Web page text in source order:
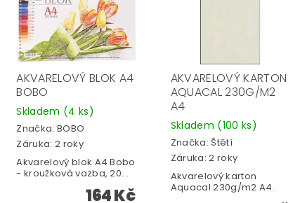
AKVARELOVÝ BLOK A4
BOBO
Skladem (4 ks)
Značka: BOBO
Záruka: 2 roky
Akvarelový blok A4 Bobo
- kroužková vazba, 20...
164 Kč
AKVARELOVÝ KARTON
AQUACAL 230G/M2
A4
Skladem (100 ks)
Značka:Štětí
Záruka: 2 roky
Akvarelový karton
Aquacal 230g/m2 A4.